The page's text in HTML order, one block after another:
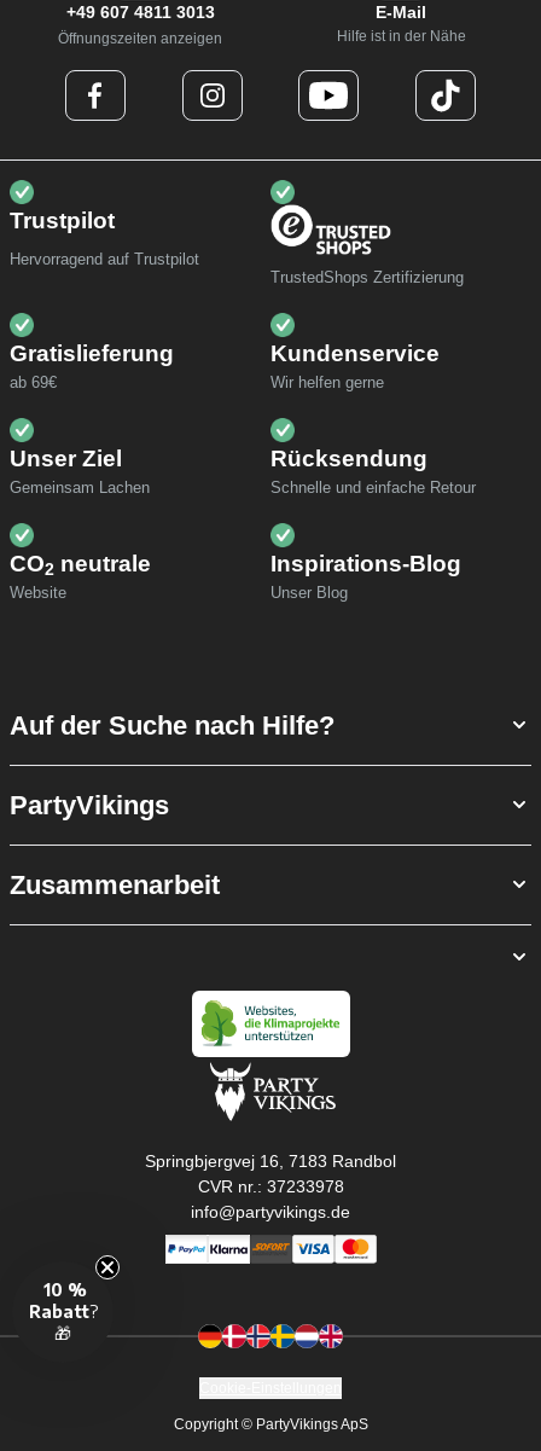
+49 607 4811 3013
Öffnungszeiten anzeigen
E-Mail
Hilfe ist in der Nähe
Trustpilot
Hervorragend auf Trustpilot
TrustedShops Zertifizierung
Gratislieferung
ab 69€
Kundenservice
Wir helfen gerne
Unser Ziel
Gemeinsam Lachen
Rücksendung
Schnelle und einfache Retour
CO2 neutrale
Website
Inspirations-Blog
Unser Blog
Auf der Suche nach Hilfe?
PartyVikings
Zusammenarbeit
Springbjergvej 16, 7183 Randbol
CVR nr.: 37233978
info@partyvikings.de
Copyright © PartyVikings ApS